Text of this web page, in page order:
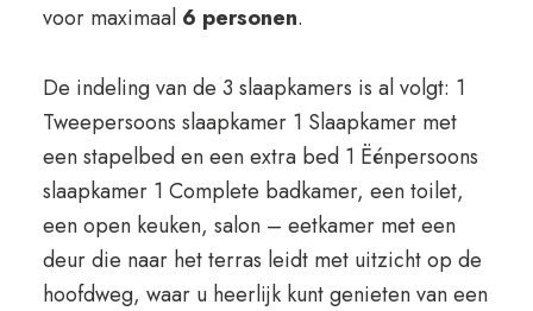
voor maximaal 6 personen.
De indeling van de 3 slaapkamers is al volgt: 1
Tweepersoons slaapkamer 1 Slaapkamer met
een stapelbed en een extra bed 1 Ëénpersoons
slaapkamer 1 Complete badkamer, een toilet,
een open keuken, salon – eetkamer met een
deur die naar het terras leidt met uitzicht op de
hoofdweg, waar u heerlijk kunt genieten van een